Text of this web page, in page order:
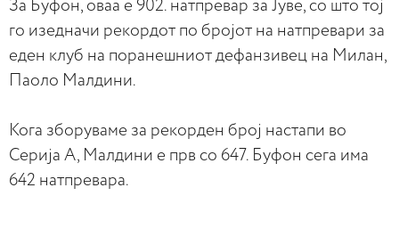
За Буфон, оваа е 902. натпревар за Јуве, со што тој
го изедначи рекордот по бројот на натпревари за
еден клуб на поранешниот дефанзивец на Милан,
Паоло Малдини.
Кога зборуваме за рекорден број настапи во
Серија А, Малдини е прв со 647. Буфон сега има
642 натпревара.